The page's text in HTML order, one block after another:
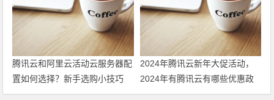
腾讯云和阿里云活动云服务器配
置如何选择？新手选购小技巧
2024年腾讯云新年大促活动，
2024年有腾讯云有哪些优惠政
策 领最新代金券